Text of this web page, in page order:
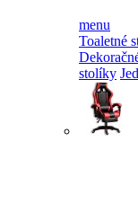
menu
Toaletné
stolíky